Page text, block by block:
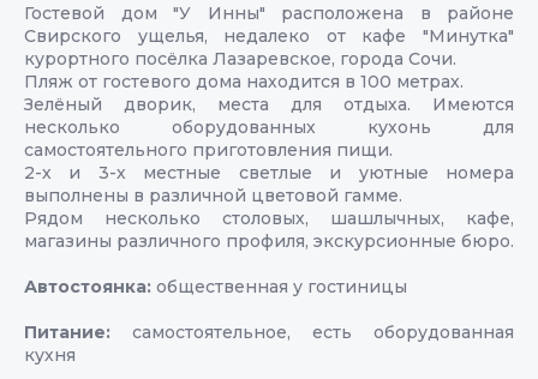
Гостевой дом "У Инны" расположена в районе
Свирского ущелья, недалеко от кафе "Минутка"
курортного посёлка Лазаревское, города Сочи.
Пляж от гостевого дома находится в 100 метрах.
Зелёный дворик, места для отдыха. Имеются
несколько оборудованных кухонь для
самостоятельного приготовления пищи.
2-х и 3-х местные светлые и уютные номера
выполнены в различной цветовой гамме.
Рядом несколько столовых, шашлычных, кафе,
магазины различного профиля, экскурсионные бюро.
Автостоянка: общественная у гостиницы
Питание: самостоятельное, есть оборудованная
кухня